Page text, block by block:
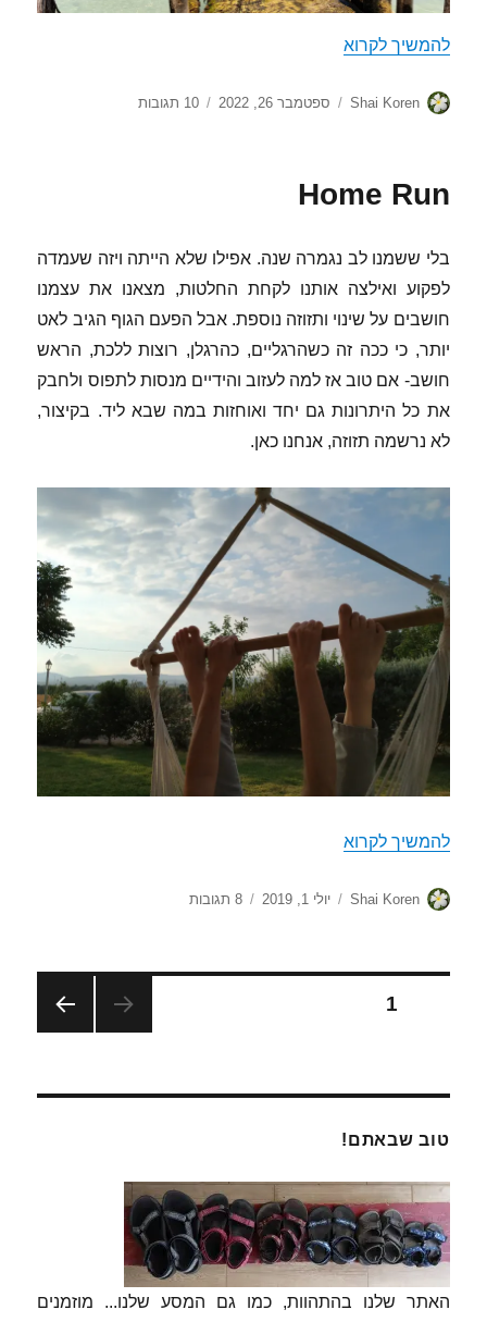
להמשיך לקרוא
מחבר
Shai Koren
פורסם
ספטמבר 26, 2022 10 תגובות
על
Home Run
בלי ששמנו לב נגמרה שנה. אפילו שלא הייתה ויזה שעמדה
לפקוע ואילצה אותנו לקחת החלטות, מצאנו את עצמנו
חושבים על שינוי ותזוזה נוספת. אבל הפעם הגוף הגיב לאט
יותר, כי ככה זה כשהרגליים, כהרגלן, רוצות ללכת, הראש
חושב- אם טוב אז למה לעזוב והידיים מנסות לתפוס ולחבק
את כל היתרונות גם יחד ואוחזות במה שבא ליד. בקיצור,
לא נרשמה תזוזה, אנחנו כאן.
להמשיך לקרואHome Run
מחבר
Shai Koren
פורסם
יולי 1, 2019 8 תגובות
על
Posts
1
טוב שבאתם!
האתר שלנו בהתהוות, כמו גם המסע שלנו... מוזמנים